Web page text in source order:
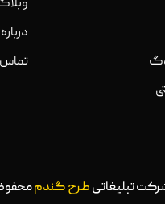
تماس
تبلیغاتیطرح گندم